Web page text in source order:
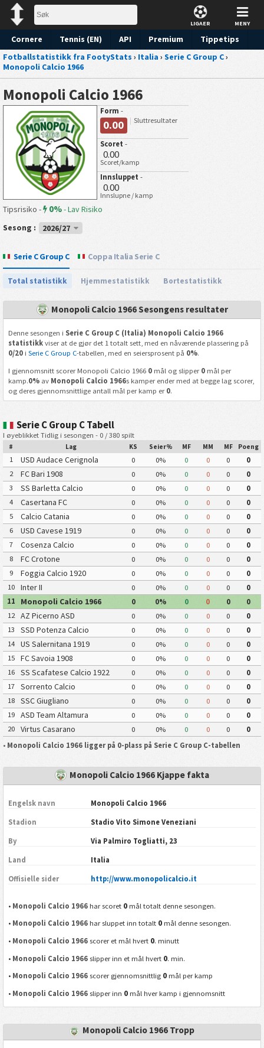
LIGAER MENY
Cornere Tennis (EN) API Premium
Tippetips
Fotballstatistikk fra FootyStats › Italia › Serie C Group C›
Monopoli Calcio 1966
Monopoli Calcio 1966
Form -
0.00 Sluttresultater
Scoret -
0.00
Scoret/kamp
Innsluppet -
0.00
Innslupne / kamp
Tipsrisiko - 0%-Lav Risiko
Sesong :
2026/27
Serie C Group C Coppa Italia Serie C
Total statistikk Hjemmestatistikk Bortestatistikk
Monopoli Calcio 1966 Sesongens resultater
Denne sesongen i Serie C Group C (Italia) Monopoli Calcio 1966
statistikkviser at de gjør det 1 totalt sett, med en nåværende plassering på
0/20i Serie C Group C-tabellen, med en seiersprosent på 0%.
I gjennomsnitt scorer Monopoli Calcio 1966 0mål og slipper 0mål per
kamp.0%av Monopoli Calcio 1966s kamper ender med at begge lag scorer,
og deres gjennomsnittlige antall mål per kamp er 0.
Serie C Group C Tabell
I øyeblikket Tidlig i sesongen - 0 / 380 spilt
# Lag KS Seier% MF MM MF Poeng
1 USD Audace Cerignola 0 0% 0 0 0
0
2
FC Bari 1908 0 0% 0 0 0
0
3
SS Barletta Calcio 0 0% 0 0 0
0
4
Casertana FC 0 0% 0 0 0
0
5
Calcio Catania 0 0% 0 0 0
0
6
USD Cavese 1919 0 0% 0 0 0
0
7
Cosenza Calcio 0 0% 0 0 0
0
8
FC Crotone 0 0% 0 0 0
0
9
Foggia Calcio 1920 0 0% 0 0 0
0
10
Inter II 0 0% 0 0 0
0
11
Monopoli Calcio 1966 0 0% 0 0 0
0
12
AZ Picerno ASD 0 0% 0 0 0
0
13
SSD Potenza Calcio 0 0% 0 0 0
0
14
US Salernitana 1919 0 0% 0 0 0
0
15
FC Savoia 1908 0 0% 0 0 0
0
16
SS Scafatese Calcio 1922 0 0% 0 0 0
0
17
Sorrento Calcio 0 0% 0 0 0
0
18
SSC Giugliano 0 0% 0 0 0
0
19
ASD Team Altamura 0 0% 0 0 0
0
20
Virtus Casarano 0 0% 0 0 0
0
• Monopoli Calcio 1966 ligger på 0-plass på Serie C Group C-tabellen
Monopoli Calcio 1966 Kjappe fakta
Engelsk navn Monopoli Calcio 1966
Stadion Stadio Vito Simone Veneziani
By Via Palmiro Togliatti, 23
Land Italia
Offisielle sider http://www.monopolicalcio.it
• Monopoli Calcio 1966 har scoret 0 mål totalt denne sesongen.
• Monopoli Calcio 1966 har sluppet inn totalt 0 mål denne sesongen.
• Monopoli Calcio 1966 scorer et mål hvert 0. minutt
• Monopoli Calcio 1966 slipper inn et mål hvert 0. min.
• Monopoli Calcio 1966 scorer gjennomsnittlig 0 mål per kamp
• Monopoli Calcio 1966 slipper inn 0 mål hver kamp i gjennomsnitt
Monopoli Calcio 1966 Tropp